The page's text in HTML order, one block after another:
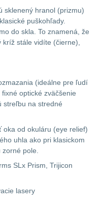
sklenený hranol (prizmu)
puškohľady.
do skla. To znamená, že
stále vidíte (čierne),
(ideálne pre ľudí
optické zväčšenie
streľbu na stredné
oka od okuláru (eye relief)
uhla ako pri klasickom
pole.
SLx Prism, Trijicon
lasery